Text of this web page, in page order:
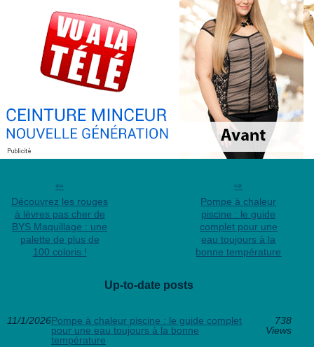
Découvrez les rouges
à lèvres pas cher de
BYS Maquillage : une
palette de plus de
100 coloris !
Pompe à chaleur
piscine : le guide
complet pour une
eau toujours à la
bonne température
Up-to-date posts
11/1/2026Pompe à chaleur piscine : le guide complet
pour une eau toujours à la bonne
température
738
Views